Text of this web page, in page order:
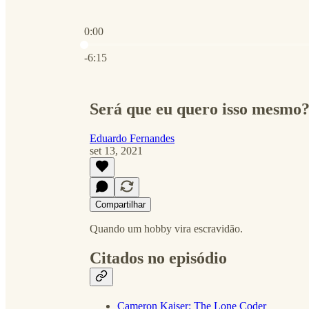
0:00
-6:15
Será que eu quero isso mesmo?
Eduardo Fernandes
set 13, 2021
Compartilhar
Quando um hobby vira escravidão.
Citados no episódio
Cameron Kaiser: The Lone Coder